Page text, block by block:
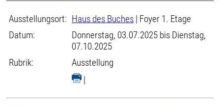
Ausstellungsort: Haus des Buches | Foyer 1. Etage
Datum:
Donnerstag, 03.07.2025 bis Dienstag,
07.10.2025
Rubrik:
Ausstellung
|